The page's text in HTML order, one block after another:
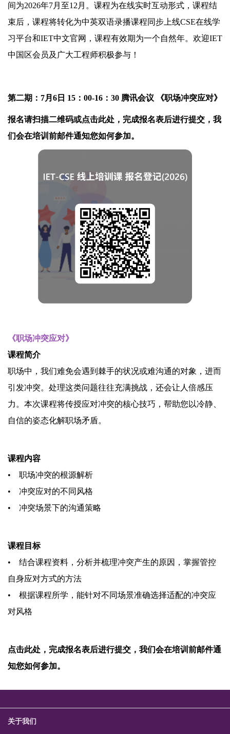
间为2026年7月至12月。课程为在线实时互动形式，课程结
束后，课程将转化为中英双语录播课程同步上线CSE在线学
习平台和IET中文官网，课程有效期为一个自然年。欢迎IET
中国区会员及广大工程师积极参与！
第二期：7月6日 15：00-16：30 腾讯会议 《职场冲突应对》
报名请扫描二维码或点击此处，完成报名表后进行提交，我
们会在培训前邮件通知您如何参加。
《职场冲突应对》
课程简介
职场中，我们难免会遇到棘手的状况或难沟通的对象，进而
引发冲突。处理这类问题往往充满挑战，还会让人倍感压
力。本次课程将传授应对冲突的核心技巧，帮助您以冷静、
自信的姿态化解职场矛盾。
课程内容
• 职场冲突的根源解析
• 冲突应对的不同风格
• 冲突场景下的沟通策略
课程目标
• 结合课程资料，分析并梳理冲突产生的原因，掌握管控
自身应对方式的方法
• 根据课程所学，能针对不同场景准确选择适配的冲突应
对风格
点击此处，完成报名表后进行提交，我们会在培训前邮件通
知您如何参加。
关于我们